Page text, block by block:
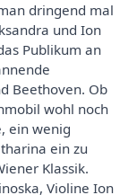
dringend mal
und Ion
Publikum an
Beethoven. Ob
wohl noch
ein wenig
ein zu
Klassik.
Violine Ion